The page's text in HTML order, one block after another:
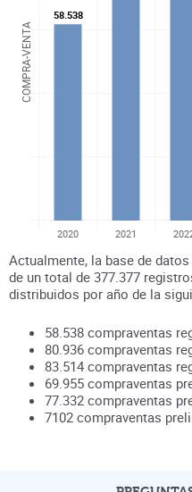
COMPRA-VENTA
58.538
58.538
2020 2021
Actualmente, la base de
de un total de 377.377
distribuidos por año de la
58.538 compraventas
80.936 compraventas
83.514 compraventas
69.955 compraventas
77.332 compraventas
7102 compraventas